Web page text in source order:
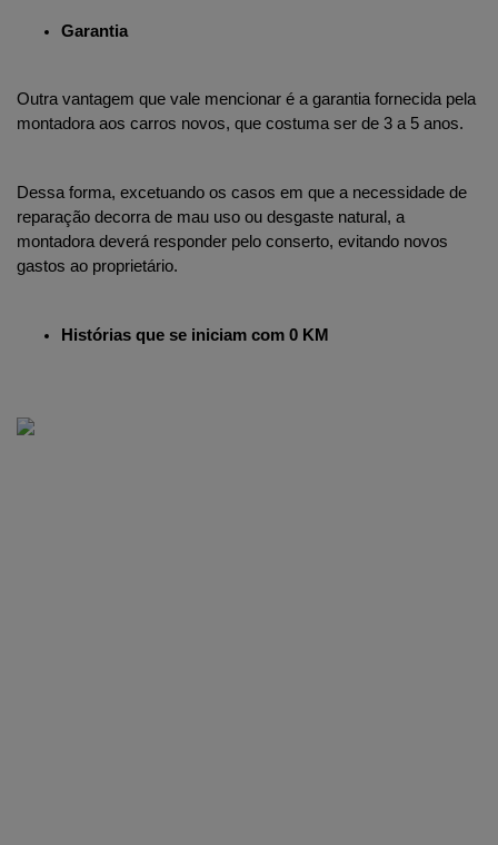
Garantia
Outra vantagem que vale mencionar é a garantia fornecida pela
montadora aos carros novos, que costuma ser de 3 a 5 anos.
Dessa forma, excetuando os casos em que a necessidade de
reparação decorra de mau uso ou desgaste natural, a
montadora deverá responder pelo conserto, evitando novos
gastos ao proprietário.
Histórias que se iniciam com 0 KM